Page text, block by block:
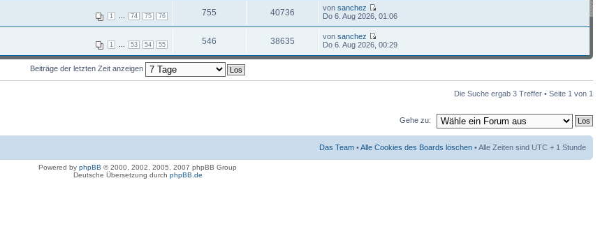
1 74 75 76 755 40736 vonsanchez
Do 6. Aug 2026, 01:06
1 53 54 55 546 38635 vonsanchez
Do 6. Aug 2026, 00:29
Beiträge der letzten Zeit anzeigen
Die Suche ergab 3 Treffer • Seite 1 von 1
Gehe zu:
Das Team •Alle Cookies des Boards löschen • Alle Zeiten sind UTC + 1 Stunde
Powered by phpBB © 2000, 2002, 2005, 2007 phpBB Group
Deutsche Übersetzung durch phpBB.de